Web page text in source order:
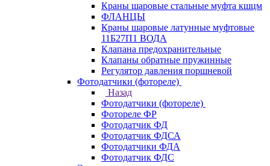
Краны шаровые стальные муфта кшцм
ФЛАНЦЫ
Краны шаровые латунные муфтовые
11Б27П1 ВОДА
Клапана предохранительные
Клапаны обратные пружинные
Регулятор давления поршневой
Фотодатчики (фотореле)
Назад
Фотодатчики (фотореле)
Фотореле ФР
Фотодатчик ФД
Фотодатчик ФДСА
Фотодатчики ФДА
Фотодатчик ФДС